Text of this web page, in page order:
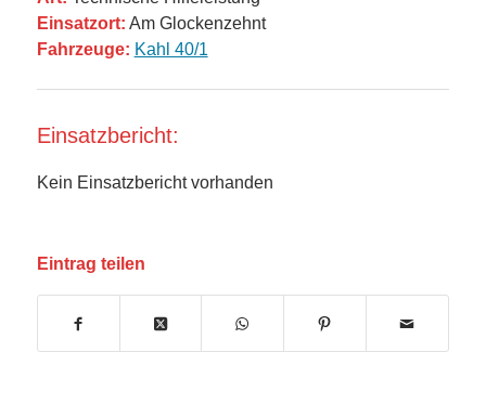
Einsatzort: Am Glockenzehnt
Fahrzeuge: Kahl 40/1
Einsatzbericht:
Kein Einsatzbericht vorhanden
Eintrag teilen